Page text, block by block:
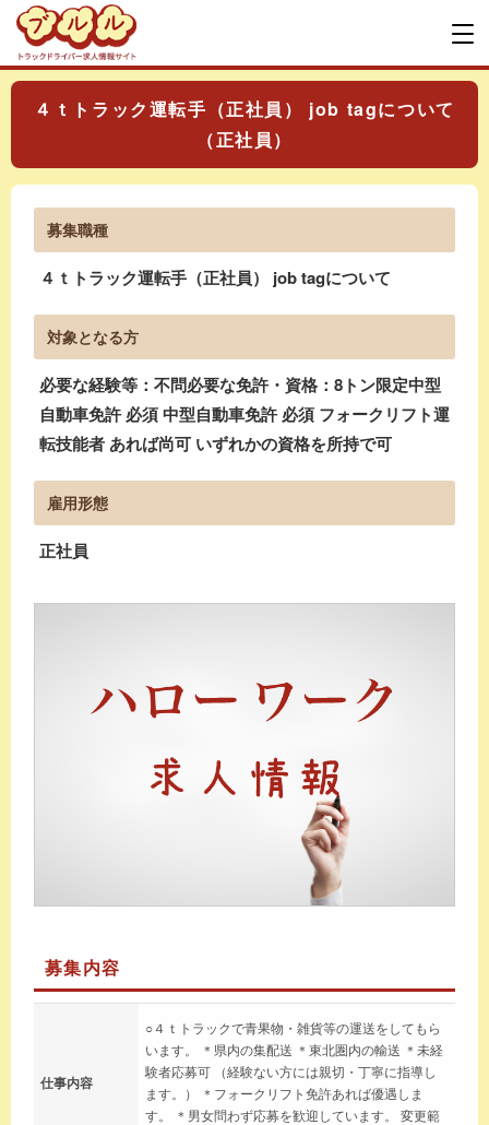
４ｔトラック運転手（正社員） job tagについて
（正社員）
募集職種
４ｔトラック運転手（正社員） job tagについて
対象となる方
必要な経験等：不問必要な免許・資格：8トン限定中型
自動車免許 必須 中型自動車免許 必須 フォークリフト運
転技能者 あれば尚可 いずれかの資格を所持で可
雇用形態
正社員
募集内容
仕事内容
○４ｔトラックで青果物・雑貨等の運送をしてもら
います。 ＊県内の集配送 ＊東北圏内の輸送 ＊未経
験者応募可 （経験ない方には親切・丁寧に指導し
ます。） ＊フォークリフト免許あれば優遇しま
す。 ＊男女問わず応募を歓迎しています。 変更範